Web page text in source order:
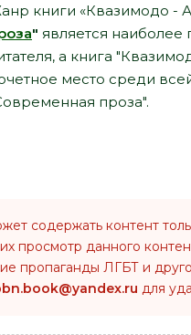
книги «Квазимодо -
" является
а книга
место среди
проза".
содержать контент
просмотр данного
пропаганды ЛГБТ и
для